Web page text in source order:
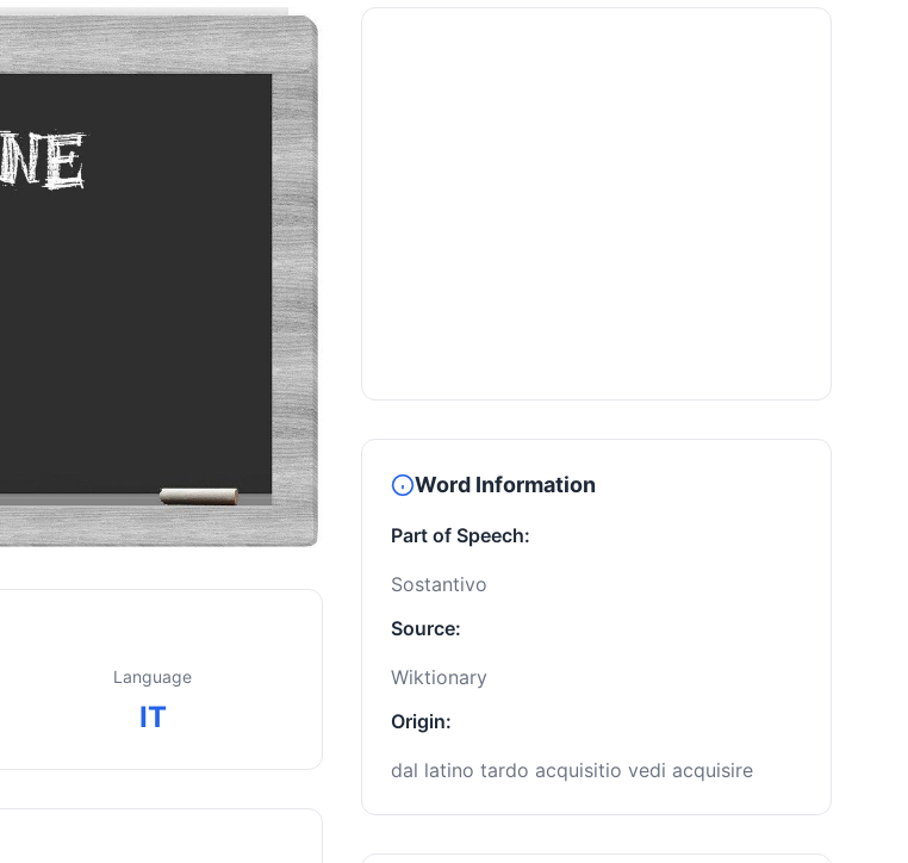
Language
IT
Word Information
Part of Speech:
Sostantivo
Source:
Wiktionary
Origin:
dal latino tardo acquisitio vedi acquisire